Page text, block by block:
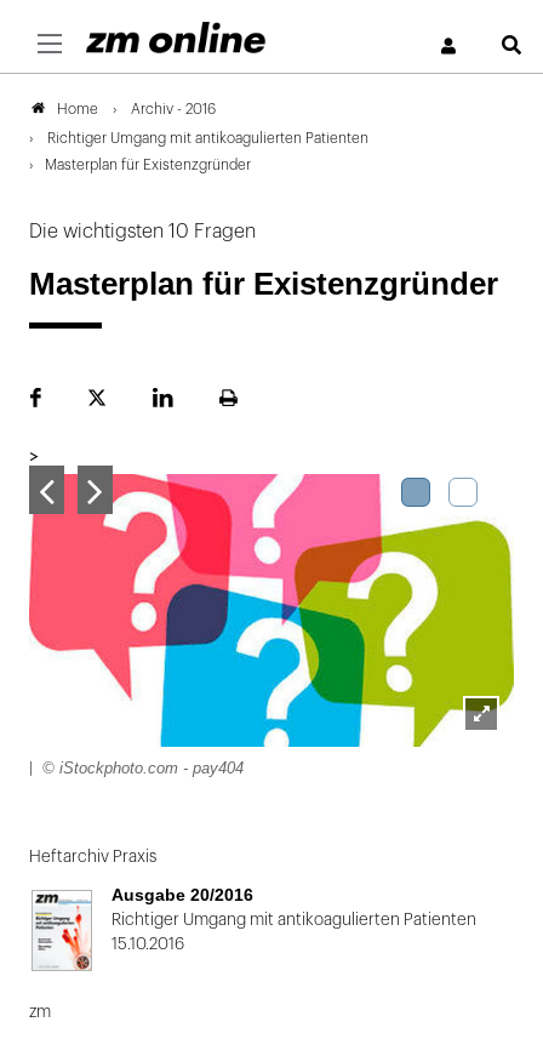
Home Archiv - 2016
Richtiger Umgang mit antikoagulierten Patienten
Masterplan für Existenzgründer
Die wichtigsten 10 Fragen
Masterplan für Existenzgründer
FacebookPlattformLinekdInSeite
>
© iStockphoto.com - pay404
1
von
2:
Heftarchiv Praxis
Ausgabe 20/2016
Richtiger Umgang mit antikoagulierten Patienten
15.10.2016
zm